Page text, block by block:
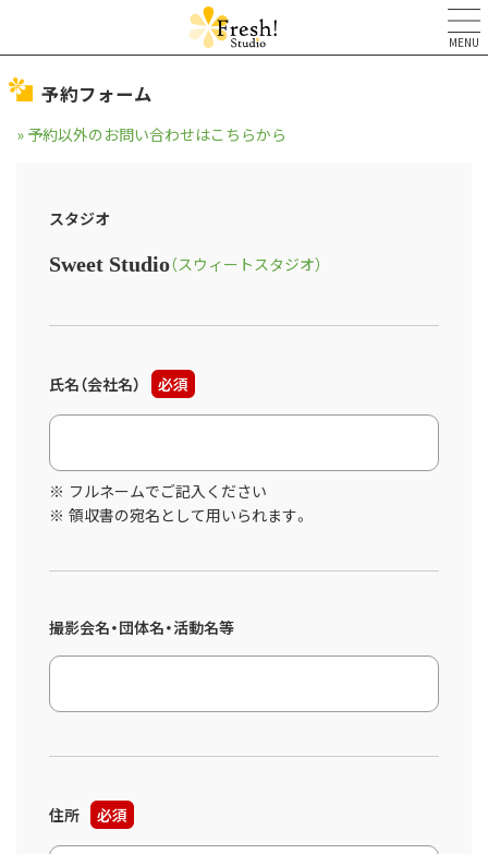
MENU
予約フォーム
» 予約以外のお問い合わせはこちらから
スタジオ
Sweet Studio（スウィートスタジオ）
氏名（会社名） 必須
フルネームでご記入ください
領収書の宛名として用いられます。
撮影会名・団体名・活動名等
住所 必須